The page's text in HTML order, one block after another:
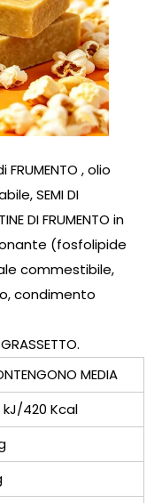
FRUMENTO , olio
SEMIDI
DI FRUMENTO in
(fosfolipide
commestibile,
condimento
MEDIA
kJ/420 Kcal